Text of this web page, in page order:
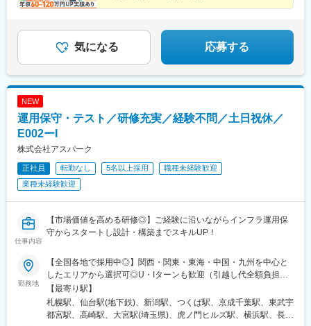
一丁目駅、錦糸町駅、検見川浜駅、本町駅、津守駅、中野東駅、
六本木駅、伊予大洲駅、福駅、芦原橋駅、桃山駅、野田阪神駅、
東比恵駅、渡辺橋駅、淀屋橋駅、鶴崎駅、西小倉駅、二島駅、今
羽駅、峰駅、陸前落合駅、センター南駅、北四番丁駅、稲永駅、
岡本駅(栃木県)、笠寺駅、村井駅、茅野駅、本山駅(愛知県)、さが
み野駅、小俣駅(栃木県)、新前橋駅、群馬藤岡駅、本庄駅、垂井
駅、松江駅、伊賀屋駅、弥生が丘駅、宮崎駅、南鹿児島駅、さっ
ぽろ駅、青葉通一番町駅、千葉駅、虎ノ門駅、神奈川駅、市役所
神戸三宮駅(阪神)、姫路駅、岡山駅前駅、胡町駅、高松築港駅、天
神南駅、辛島町駅、南公園駅、湊川駅、小路駅、常盤駅(岡山県)、
(地下鉄)、六本木一丁目駅、ＪＲ難波駅、観月橋駅、海老江駅、中
之島駅、なにわ橋駅、甘木駅(甘木鉄道線)、住之江公園駅、上前津
駅、久屋大通駅、平沼橋駅、国道駅、蒔田駅、赤羽岩淵駅、セン
ター北駅、勾当台公園駅、本笠寺駅、自由ケ丘駅(愛知県)、出島
駅、北１２条駅、あおば通駅、新千葉駅、神谷町駅、新高島駅、
日吉町駅、新浜松駅、名鉄名古屋駅、梅田駅(地下鉄)、富山駅、京
気になる 応募する
NEW
運用保守・テスト／研修充実／経験不問／土日祝休／
E002ーI
株式会社アスパーク
正社員 転勤なし 5名以上採用
職種未経験歓迎
業種未経験歓迎
仕事内容
【市場価値を高める研修◎】ご経験に沿いながらインフラ運用保
守からスタートし設計・構築までスキルUP！
勤務地
【全国各地で採用中◎】関西・関東・東海・中国・九州を中心と
したエリアから選択可◎U・Iターンも歓迎（引越し代全額負担な
ど制度も完備！）◎プロジェクトにより、一部完全在宅／リモー
ト業務もあります。■関西エリア（大阪、京都、兵庫、奈良、和歌
山、滋賀）■関東エリア（東京、神奈川、千葉、埼玉、栃木、つく
【最寄り駅】
札幌駅、仙台駅(地下鉄)、新潟駅、つくば駅、京成千葉駅、東武宇
都宮駅、高崎駅、大宮駅(埼玉県)、虎ノ門ヒルズ駅、横浜駅、長野